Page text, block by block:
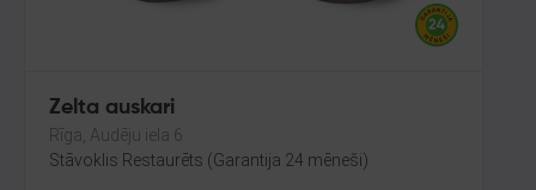
Zelta auskari
Rīga, Audēju iela 6
Stāvoklis Restaurēts (Garantija 24 mēneši)